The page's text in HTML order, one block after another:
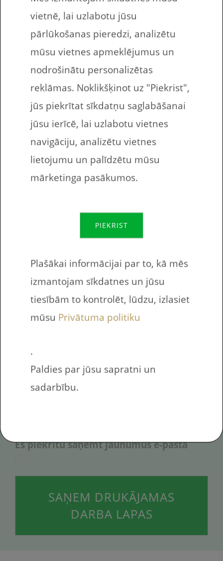
Bezmaksas drukājamie uzdevumi angļu
valodas apguvē. Šajās desmit uzdevumu
lapās bērnam ir jāieraksta tukšajās ailēs
tulkojums dotajiem vārdiem latviešu
valodā.
Darba lapā esošo vārdu krājums
Fly
Peldēt
Swim
Jump
Talk
Staigāt
Walk
Vai tu esi robots?
Nosūtīt uz e-pasta adresi
Es piekrītu saņemt jaunumus е-pastā
SAŅEM DRUKĀJAMAS
DARBA LAPAS
vietnē, lai uzlabotu jūsu
pārlūkošanas pieredzi, analizētu
mūsu vietnes apmeklējumus un
nodrošinātu personalizētas
reklāmas. Noklikšķinot uz "Piekrist",
jūs piekrītat sīkdatņu saglabāšanai
jūsu ierīcē, lai uzlabotu vietnes
navigāciju, analizētu vietnes
lietojumu un palīdzētu mūsu
mārketinga pasākumos.
PIEKRIST
Plašākai informācijai par to, kā mēs
izmantojam sīkdatnes un jūsu
tiesībām to kontrolēt, lūdzu, izlasiet
mūsu Privātuma politiku
.
Paldies par jūsu sapratni un
sadarbību.